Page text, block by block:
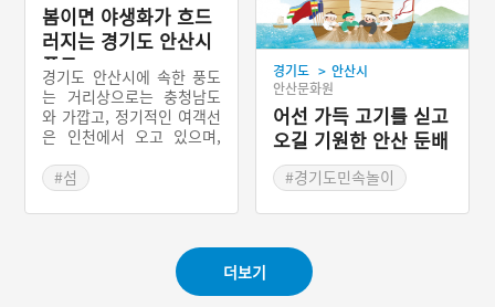
봄이면 야생화가 흐드
러지는 경기도 안산시
풍도
경기도 안산시에 속한 풍도
는 거리상으로는 충청남도
와 가깝고, 정기적인 여객선
은 인천에서 오고 있으며,
정구역이 바뀌었다. 지금은
100여명의 주민이 살고 있
으나, 한국 전쟁 직후에는 5
풍도는 다양한 야생화, 그
중에도 풍란이 유명하다. 봄
에는 지역 주민들보다 많은
#섬
경기도 > 안산시
안산문화원
어선 가득 고기를 싣고
오길 기원한 안산 둔배
미놀이
#경기도민속놀이
더보기